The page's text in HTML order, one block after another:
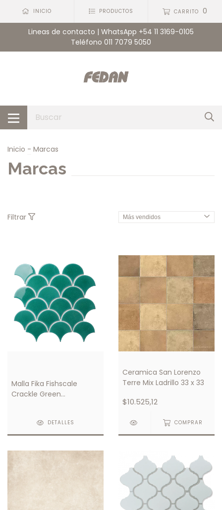
INICIO PRODUCTOS CARRITO 0
Lineas de contacto | WhatsApp +54 11 3169-0105
Teléfono 011 7079 5050
Inicio - Marcas
Marcas
Filtrar
Malla Fika Fishscale
Crackle Green
DETALLES
Ceramica San Lorenzo
Terre Mix Ladrillo 33 x 33
$10.525,12
COMPRAR